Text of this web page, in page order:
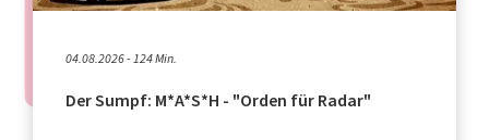
04.08.2026 - 124 Min.
Der Sumpf: M*A*S*H - "Orden für Radar"